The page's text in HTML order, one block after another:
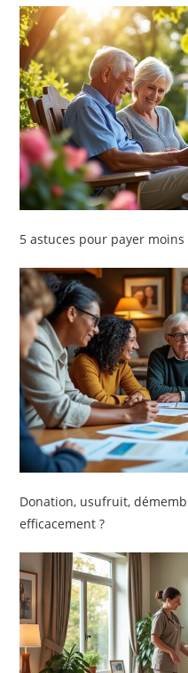
5 astuces pour payer
Donation, usufruit,
efficacement ?